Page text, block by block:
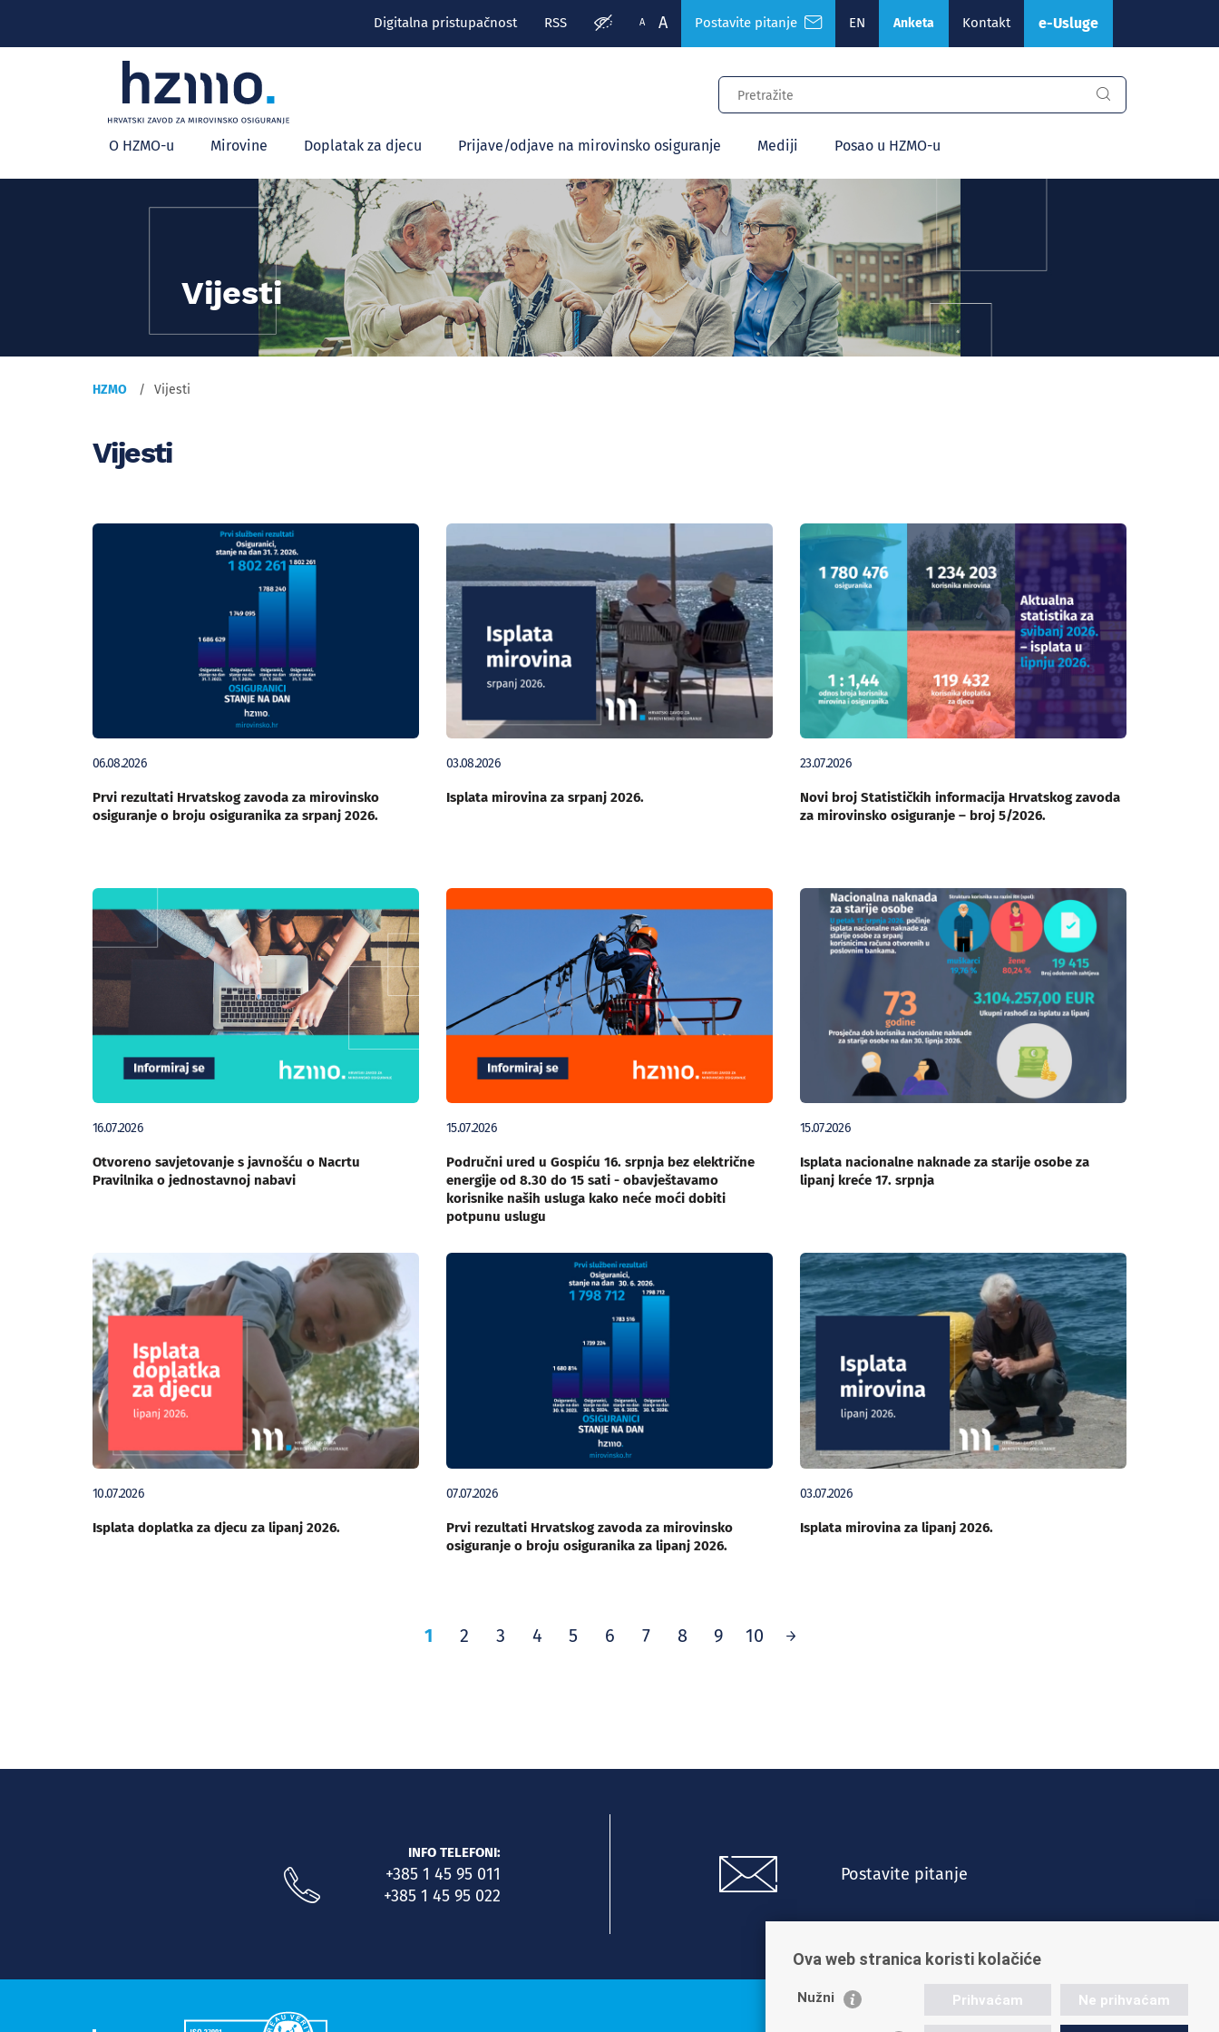
Digitalna pristupačnost RSS A A Postavite pitanje EN Anketa Kontakt e-Usluge
Glavni
izbornik
O HZMO-u Mirovine Doplatak za djecu Prijave/odjave na mirovinsko osiguranje Mediji Posao u HZMO-u
Vijesti
HZMO Vijesti
Vijesti
06.08.2026
Prvi rezultati Hrvatskog zavoda za mirovinsko
osiguranje o broju osiguranika za srpanj 2026.
03.08.2026
Isplata mirovina za srpanj 2026.
23.07.2026
Novi broj Statističkih informacija Hrvatskog zavoda
za mirovinsko osiguranje – broj 5/2026.
16.07.2026
Otvoreno savjetovanje s javnošću o Nacrtu
Pravilnika o jednostavnoj nabavi
15.07.2026
Područni ured u Gospiću 16. srpnja bez električne
energije od 8.30 do 15 sati - obavještavamo
korisnike naših usluga kako neće moći dobiti
potpunu uslugu
15.07.2026
Isplata nacionalne naknade za starije osobe za
lipanj kreće 17. srpnja
10.07.2026
Isplata doplatka za djecu za lipanj 2026.
07.07.2026
Prvi rezultati Hrvatskog zavoda za mirovinsko
osiguranje o broju osiguranika za lipanj 2026.
03.07.2026
Isplata mirovina za lipanj 2026.
1 2 3 4 5 6 7 8 9 10
INFO TELEFONI:
+385 1 45 95 011
+385 1 45 95 022
Postavite pitanje
Ova web stranica koristi kolačiće
Nužni Prihvaćam Ne prihvaćam